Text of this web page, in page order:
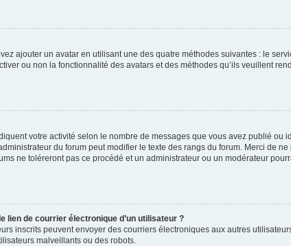
ajouter un avatar en utilisant une des quatre méthodes suivantes : le
ou non la fonctionnalité des avatars et des méthodes qu’ils veuillent
votre activité selon le nombre de messages que vous avez publié ou
du forum peut modifier le texte des rangs du forum. Merci de
ne toléreront pas ce procédé et un administrateur ou un modérateur
lien de courrier électronique d’un utilisateur ?
inscrits peuvent envoyer des courriers électroniques aux autres
malveillants ou des robots.